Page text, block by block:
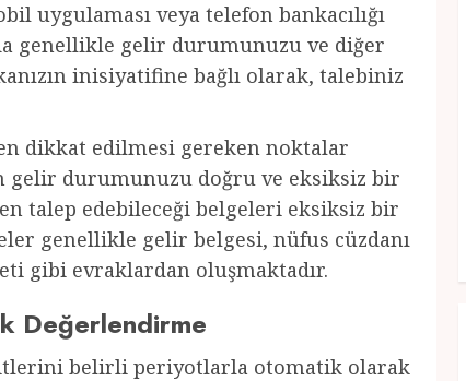
uygulaması veya telefon bankacılığı
genellikle gelir durumunuzu ve diğer
inisiyatifine bağlı olarak, talebiniz
dikkat edilmesi gereken noktalar
gelir durumunuzu doğru ve eksiksiz bir
talep edebileceği belgeleri eksiksiz bir
genellikle gelir belgesi, nüfus cüzdanı
gibi evraklardan oluşmaktadır.
Değerlendirme
belirli periyotlarla otomatik olarak